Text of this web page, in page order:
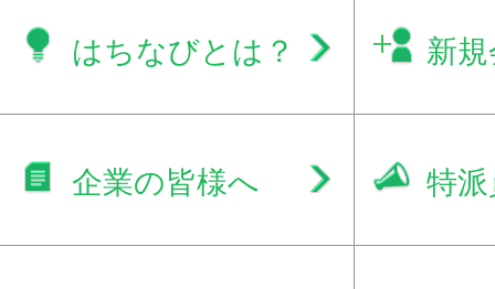
はちなびとは？ 新
企業の皆様へ 特